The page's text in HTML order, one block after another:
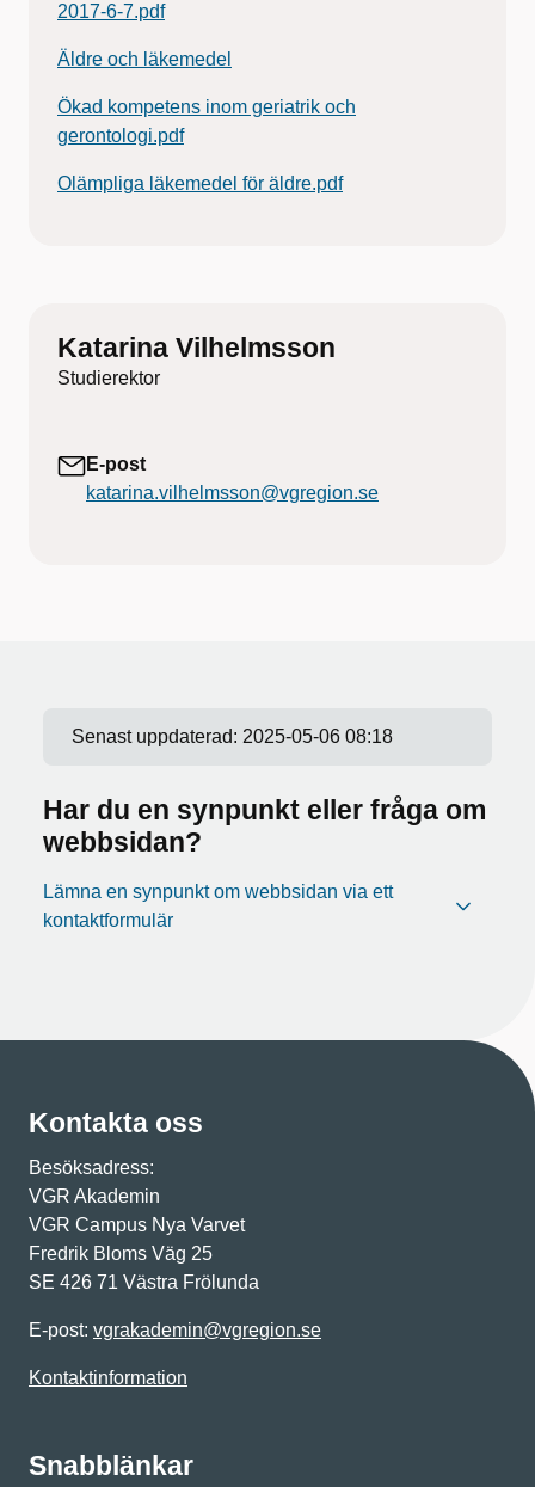
2017-6-7.pdf
Äldre och läkemedel
Ökad kompetens inom geriatrik och
gerontologi.pdf
Olämpliga läkemedel för äldre.pdf
Katarina Vilhelmsson
Studierektor
E-post
katarina.vilhelmsson@vgregion.se
Senast uppdaterad: 2025-05-06 08:18
Har du en synpunkt eller fråga om
webbsidan?
Lämna en synpunkt om webbsidan via ett
kontaktformulär
Kontakta oss
Besöksadress:
VGR Akademin
VGR Campus Nya Varvet
Fredrik Bloms Väg 25
SE 426 71 Västra Frölunda
E-post: vgrakademin@vgregion.se
Kontaktinformation
Snabblänkar